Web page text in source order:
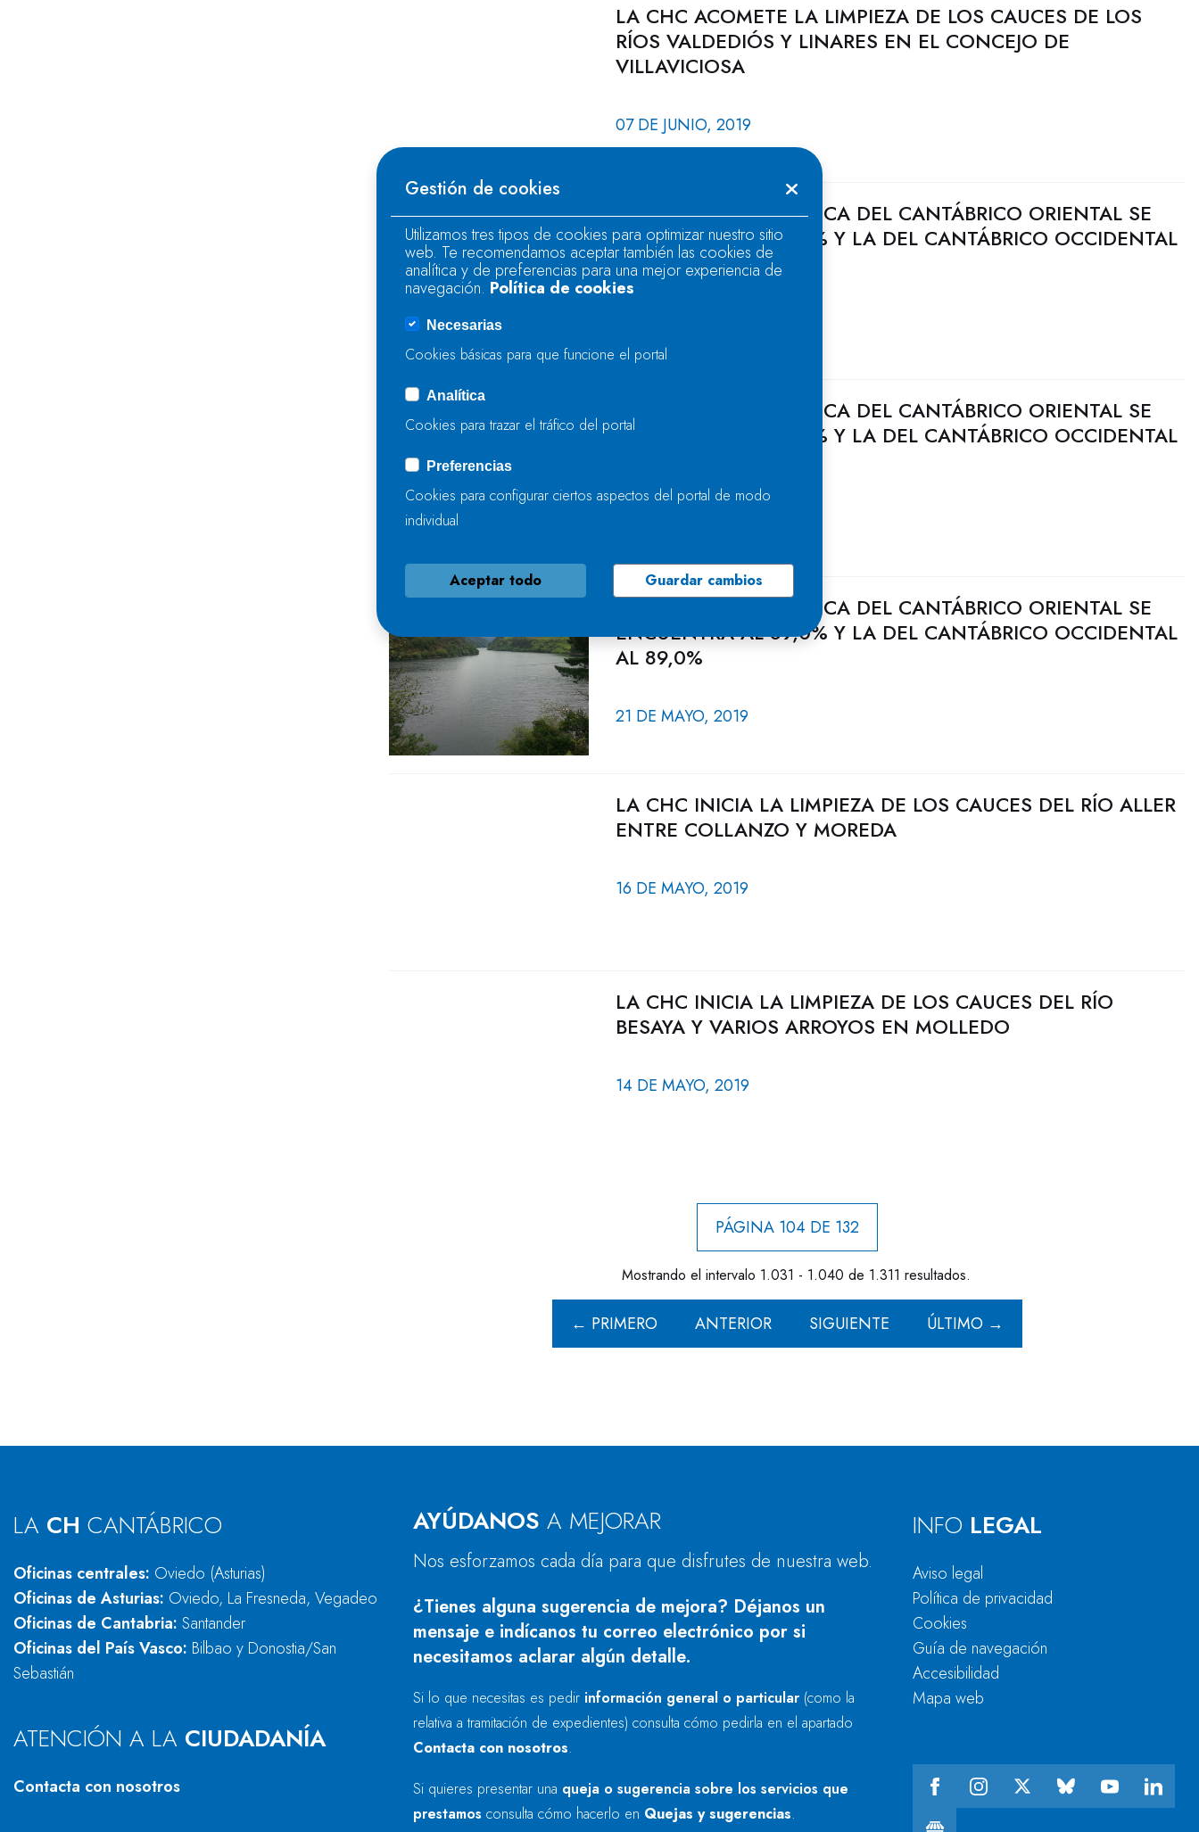
LA CHC ACOMETE LA LIMPIEZA DE LOS CAUCES DE LOS
RÍOS VALDEDIÓS Y LINARES EN EL CONCEJO DE
VILLAVICIOSA
07 DE JUNIO, 2019
LA RESERVA HIDRÁULICA DEL CANTÁBRICO ORIENTAL SE
ENCUENTRA AL 93,2% Y LA DEL CANTÁBRICO OCCIDENTAL
AL 88,0%
LA RESERVA HIDRÁULICA DEL CANTÁBRICO ORIENTAL SE
ENCUENTRA AL 93,2% Y LA DEL CANTÁBRICO OCCIDENTAL
LA RESERVA HIDRÁULICA DEL CANTÁBRICO ORIENTAL SE
ENCUENTRA AL 89,0% Y LA DEL CANTÁBRICO OCCIDENTAL
AL 89,0%
21 DE MAYO, 2019
LA CHC INICIA LA LIMPIEZA DE LOS CAUCES DEL RÍO ALLER
ENTRE COLLANZO Y MOREDA
16 DE MAYO, 2019
LA CHC INICIA LA LIMPIEZA DE LOS CAUCES DEL RÍO
BESAYA Y VARIOS ARROYOS EN MOLLEDO
14 DE MAYO, 2019
PÁGINA 104 DE 132
Mostrando el intervalo 1.031 - 1.040 de 1.311 resultados.
← PRIMERO ANTERIOR SIGUIENTE ÚLTIMO →
LA CH CANTÁBRICO
Oficinas centrales: Oviedo (Asturias)
Oficinas de Asturias: Oviedo, La Fresneda, Vegadeo
Oficinas de Cantabria: Santander
Oficinas del País Vasco: Bilbao y Donostia/San
Sebastián
ATENCIÓN A LA CIUDADANÍA
Contacta con nosotros
AYÚDANOS A MEJORAR
Nos esforzamos cada día para que disfrutes de nuestra web.
¿Tienes alguna sugerencia de mejora? Déjanos un
mensaje e indícanos tu correo electrónico por si
necesitamos aclarar algún detalle.
Si lo que necesitas es pedir información general o particular (como la
relativa a tramitación de expedientes) consulta cómo pedirla en el apartado
Contacta con nosotros.
Si quieres presentar una queja o sugerencia sobre los servicios que
prestamos consulta cómo hacerlo en Quejas y sugerencias.
INFO LEGAL
Aviso legal
Política de privacidad
Cookies
Guía de navegación
Accesibilidad
Mapa web
Gestión de cookies
Utilizamos tres tipos de cookies para optimizar nuestro sitio
web. Te recomendamos aceptar también las cookies de
analítica y de preferencias para una mejor experiencia de
navegación. Política de cookies
Necesarias
Cookies básicas para que funcione el portal
Analítica
Cookies para trazar el tráfico del portal
Preferencias
Cookies para configurar ciertos aspectos del portal de modo
individual
Aceptar todo Guardar cambios